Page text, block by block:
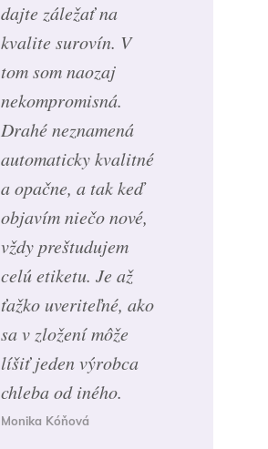
dajte záležať na
kvalite surovín. V
tom som naozaj
nekompromisná.
Drahé neznamená
automaticky kvalitné
a opačne, a tak keď
objavím niečo nové,
vždy preštudujem
celú etiketu. Je až
ťažko uveriteľné, ako
sa v zložení môže
líšiť jeden výrobca
chleba od iného.
Monika Kóňová